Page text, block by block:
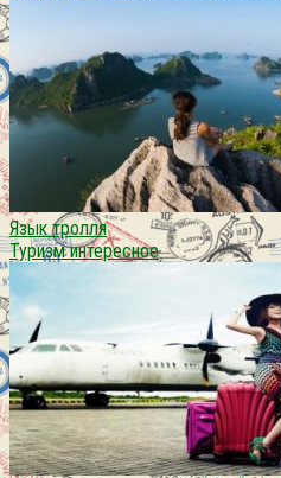
Язык тролля
Туризм интересное